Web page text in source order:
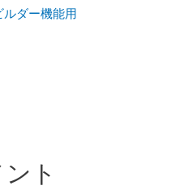
ダー機能用
ト